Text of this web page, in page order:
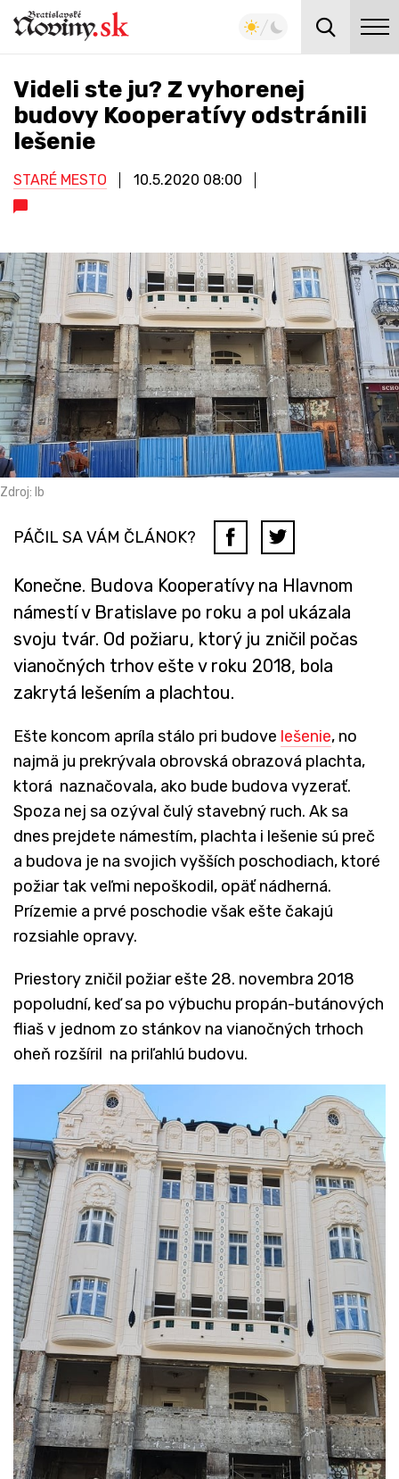
Videli ste ju? Z vyhorenej
budovy Kooperatívy odstránili
lešenie
STARÉ MESTO 10.5.2020 08:00
Zdroj: lb
PÁČIL SA VÁM ČLÁNOK?
Konečne. Budova Kooperatívy na Hlavnom
námestí v Bratislave po roku a pol ukázala
svoju tvár. Od požiaru, ktorý ju zničil počas
vianočných trhov ešte v roku 2018, bola
zakrytá lešením a plachtou.
Ešte koncom apríla stálo pri budove lešenie, no
najmä ju prekrývala obrovská obrazová plachta,
ktorá naznačovala, ako bude budova vyzerať.
Spoza nej sa ozýval čulý stavebný ruch. Ak sa
dnes prejdete námestím, plachta i lešenie sú preč
a budova je na svojich vyšších poschodiach, ktoré
požiar tak veľmi nepoškodil, opäť nádherná.
Prízemie a prvé poschodie však ešte čakajú
rozsiahle opravy.
Priestory zničil požiar ešte 28. novembra 2018
popoludní, keď sa po výbuchu propán-butánových
fliaš v jednom zo stánkov na vianočných trhoch
oheň rozšíril na priľahlú budovu.